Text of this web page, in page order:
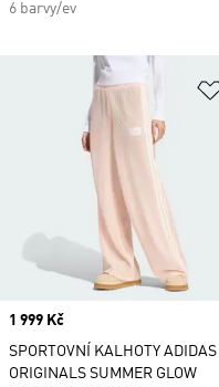
6 barvy/ev
Price
1 999 Kč
SPORTOVNÍ KALHOTY ADIDAS
ORIGINALS SUMMER GLOW